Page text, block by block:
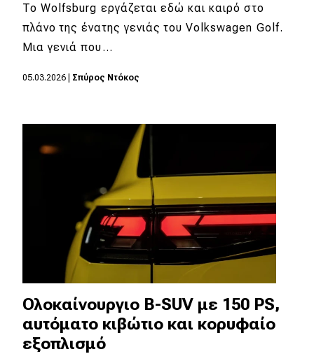
eDRIVE
To Wolfsburg εργάζεται εδώ και καιρό στο
πλάνο της ένατης γενιάς του Volkswagen Golf.
Μια γενιά που…
05.03.2026 Σπύρος Ντόκος
Ολοκαίνουργιο B-SUV με 150 PS,
αυτόματο κιβώτιο και κορυφαίο
εξοπλισμό